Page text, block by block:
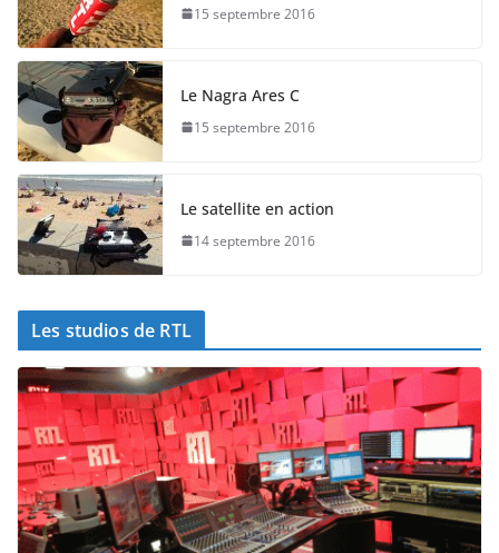
15 septembre 2016
Le Nagra Ares C
15 septembre 2016
Le satellite en action
14 septembre 2016
Les studios de RTL